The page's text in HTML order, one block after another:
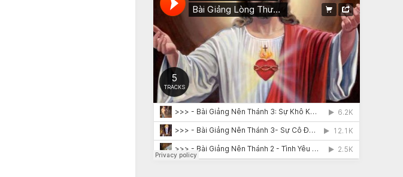
CHUYỆN Ý NGHĨA